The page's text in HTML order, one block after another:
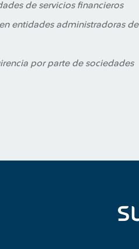
de servicios financieros
entidades administradoras de
por parte de sociedades